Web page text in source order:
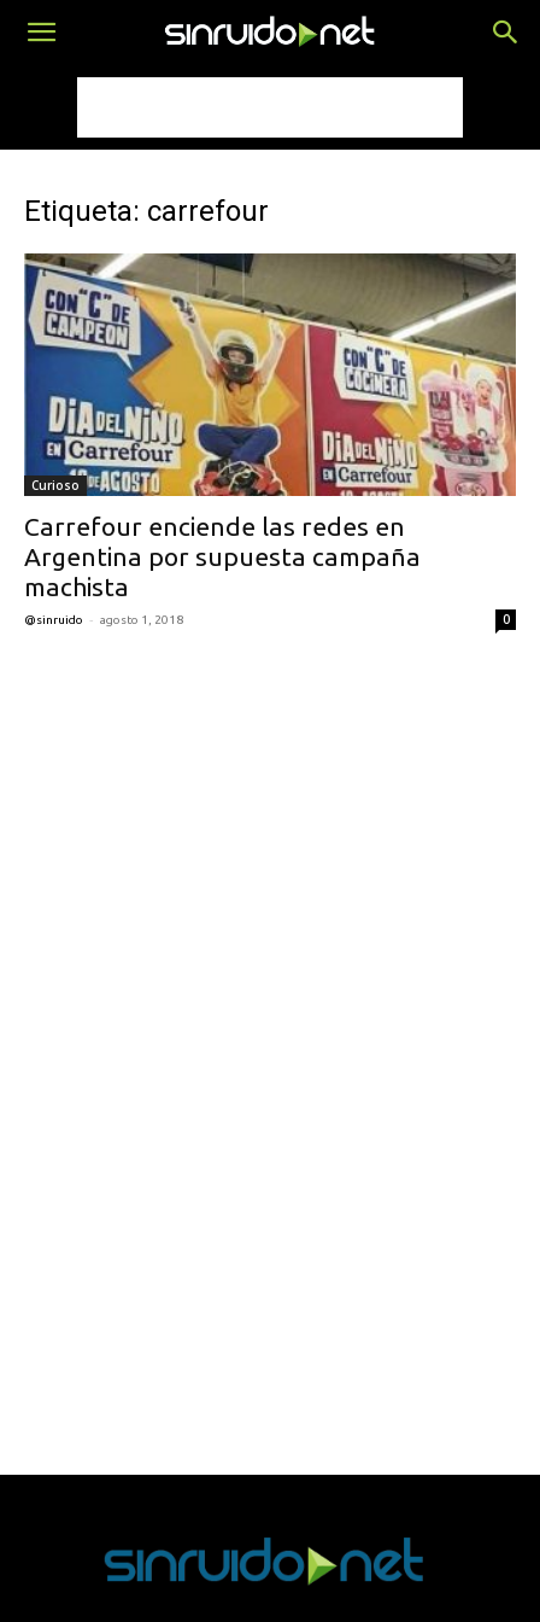
Etiqueta: carrefour
Curioso
Carrefour enciende las redes en
Argentina por supuesta campaña
machista
@sinruido - agosto 1, 2018 0